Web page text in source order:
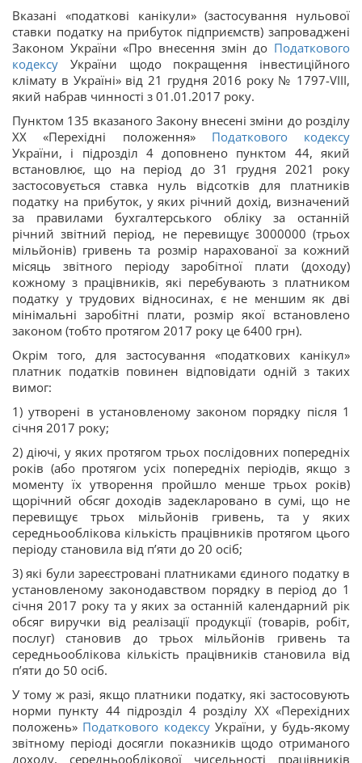
Вказані «податкові канікули» (застосування нульової
ставки податку на прибуток підприємств) запроваджені
Законом України «Про внесення змін до Податкового
кодексу України щодо покращення інвестиційного
клімату в Україні» від 21 грудня 2016 року № 1797-VIII,
який набрав чинності з 01.01.2017 року.
Пунктом 135 вказаного Закону внесені зміни до розділу
XX «Перехідні положення» Податкового кодексу
України, і підрозділ 4 доповнено пунктом 44, який
встановлює, що на період до 31 грудня 2021 року
застосовується ставка нуль відсотків для платників
податку на прибуток, у яких річний дохід, визначений
за правилами бухгалтерського обліку за останній
річний звітний період, не перевищує 3000000 (трьох
мільйонів) гривень та розмір нарахованої за кожний
місяць звітного періоду заробітної плати (доходу)
кожному з працівників, які перебувають з платником
податку у трудових відносинах, є не меншим як дві
мінімальні заробітні плати, розмір якої встановлено
законом (тобто протягом 2017 року це 6400 грн).
Окрім того, для застосування «податкових канікул»
платник податків повинен відповідати одній з таких
вимог:
1) утворені в установленому законом порядку після 1
січня 2017 року;
2) діючі, у яких протягом трьох послідовних попередніх
років (або протягом усіх попередніх періодів, якщо з
моменту їх утворення пройшло менше трьох років)
щорічний обсяг доходів задекларовано в сумі, що не
перевищує трьох мільйонів гривень, та у яких
середньооблікова кількість працівників протягом цього
періоду становила від п’яти до 20 осіб;
3) які були зареєстровані платниками єдиного податку в
установленому законодавством порядку в період до 1
січня 2017 року та у яких за останній календарний рік
обсяг виручки від реалізації продукції (товарів, робіт,
послуг) становив до трьох мільйонів гривень та
середньооблікова кількість працівників становила від
п’яти до 50 осіб.
У тому ж разі, якщо платники податку, які застосовують
норми пункту 44 підрозділ 4 розділу XX «Перехідних
положень» Податкового кодексуУкраїни, у будь-якому
звітному періоді досягли показників щодо отриманого
доходу, середньооблікової чисельності працівників